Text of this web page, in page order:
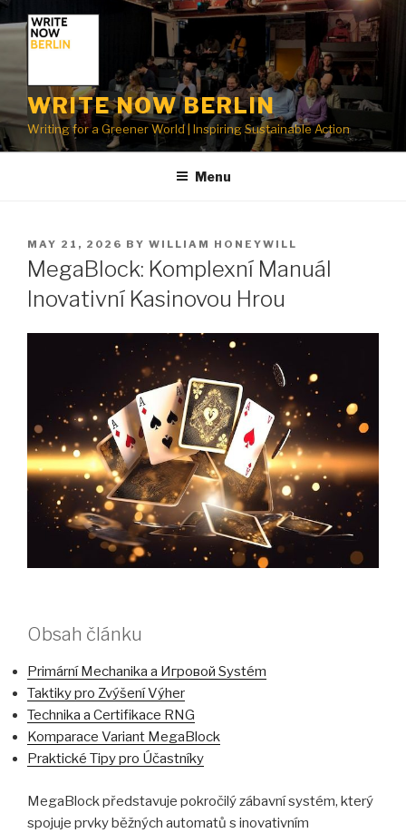
to
content
WRITE NOW BERLIN
Writing for a Greener World | Inspiring Sustainable Action
Menu
POSTED
ON
MAY 21, 2026 BY WILLIAM HONEYWILL
MegaBlock: Komplexní Manuál
Inovativní Kasinovou Hrou
Obsah článku
Primární Mechanika a Игровой Systém
Taktiky pro Zvýšení Výher
Technika a Certifikace RNG
Komparace Variant MegaBlock
Praktické Tipy pro Účastníky
MegaBlock představuje pokročilý zábavní systém, který
spojuje prvky běžných automatů s inovativním